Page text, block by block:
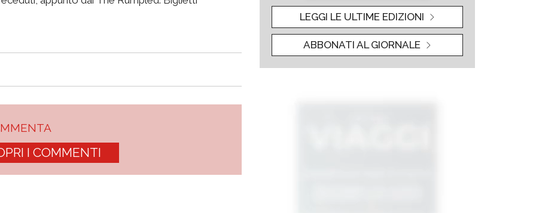
I COMMENTI
LEGGI LE ULTIME EDIZIONI
ABBONATI AL GIORNALE